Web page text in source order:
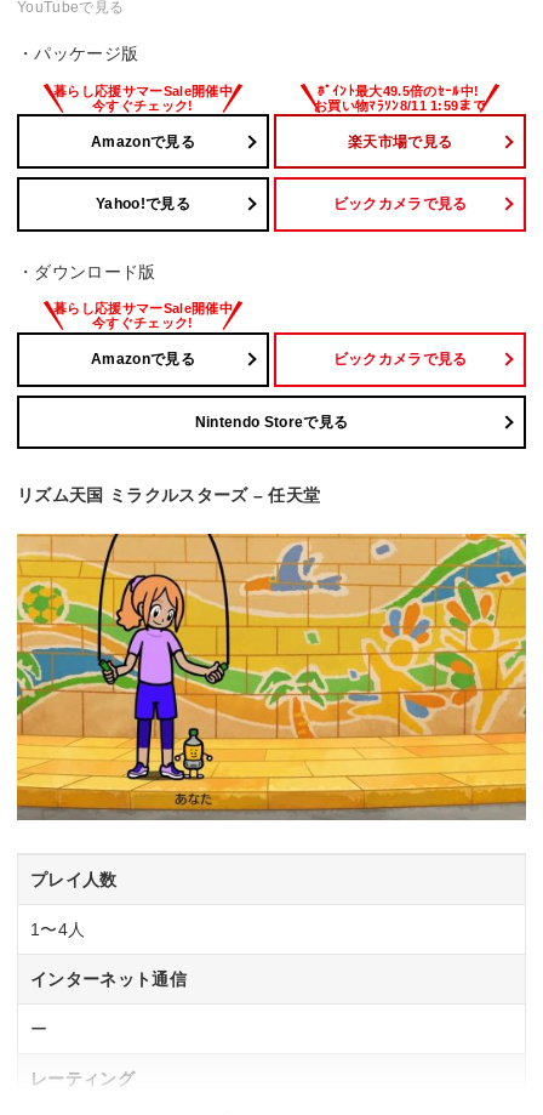
YouTubeで見る
・パッケージ版
Amazonで見る 楽天市場で見る
Yahoo!で見る ビックカメラで見る
・ダウンロード版
Amazonで見る ビックカメラで見る
Nintendo Storeで見る
リズム天国 ミラクルスターズ – 任天堂
プレイ人数
1〜4人
インターネット通信
ー
レーティング